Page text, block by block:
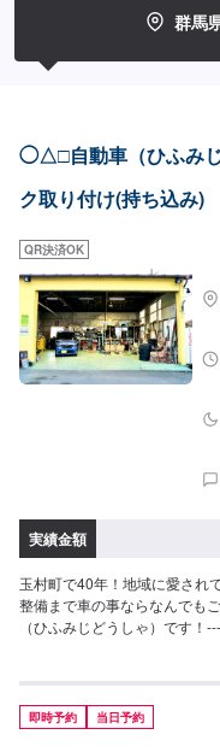
いただければ作業開始【4】
常1日～2日程度で納車となり
車の作業中は代車をご利用く
ださい。受付はスタッフへ「
ご案内いたします。【定休日
8:30~1７:00
群馬
◯△□自動車（ひふみ
ク取り付け(持ち込み)
QR決済OK
実績金額
玉村町で40年！地域に愛され
整備まで車の事ならなんでも
（ひふみじどうしゃ）です！
たします。車種や状態により
承ください。【定休日・営業
9:00~18:00
即時予約 当日予約